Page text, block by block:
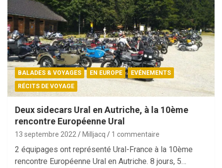
BALADES & VOYAGES EN EUROPE
EVÉNEMENTS
RÉCITS DE VOYAGE
Deux sidecars Ural en Autriche, à la 10ème
rencontre Européenne Ural
13 septembre 2022 Milljacq 1 commentaire
2 équipages ont représenté Ural-France à la 10ème
rencontre Européenne Ural en Autriche. 8 jours, 5…